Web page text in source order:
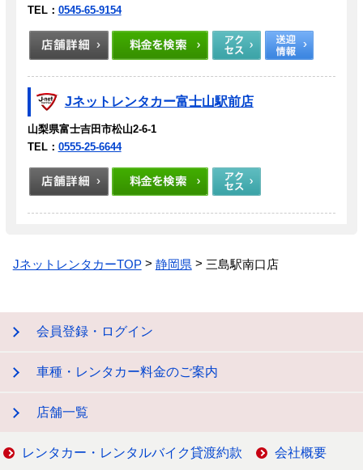
TEL： 0545-65-9154
Jネットレンタカー富士山駅前店
山梨県富士吉田市松山2-6-1
TEL： 0555-25-6644
JネットレンタカーTOP 静岡県 三島駅南口店
会員登録・ログイン
車種・レンタカー料金のご案内
店舗一覧
レンタカー・レンタルバイク貸渡約款 会社概要